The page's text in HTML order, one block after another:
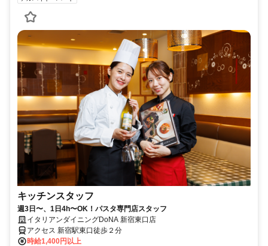
キッチンスタッフ
週3日〜、1日4h〜OK！パスタ専門店スタッフ
イタリアンダイニングDoNA 新宿東口店
アクセス 新宿駅東口徒歩２分
時給1,400円以上